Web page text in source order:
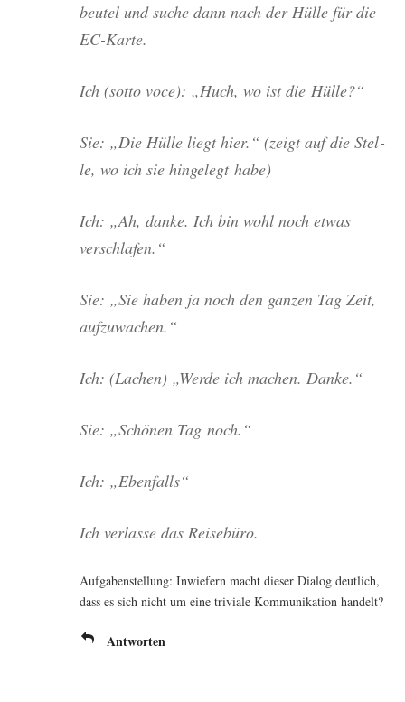
beu­tel und suche dann nach der Hül­le für die
EC-Karte.
Ich (sot­to voce): „Huch, wo ist die Hülle?“
Sie: „Die Hül­le liegt hier.“ (zeigt auf die Stel­
le, wo ich sie hin­ge­legt habe)
Ich: „Ah, dan­ke. Ich bin wohl noch etwas
verschlafen.“
Sie: „Sie haben ja noch den gan­zen Tag Zeit,
aufzuwachen.“
Ich: (Lachen) „Wer­de ich machen. Danke.“
Sie: „Schö­nen Tag noch.“
Ich: „Eben­falls“
Ich ver­las­se das Reisebüro.
Auf­ga­ben­stel­lung: Inwie­fern macht die­ser Dia­log deut­lich,
dass es sich nicht um eine tri­via­le Kom­mu­ni­ka­ti­on handelt?
Antworten